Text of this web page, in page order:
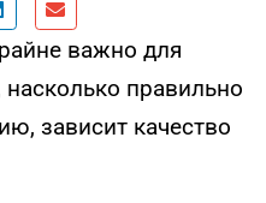
важно для
правильно
зависит качество